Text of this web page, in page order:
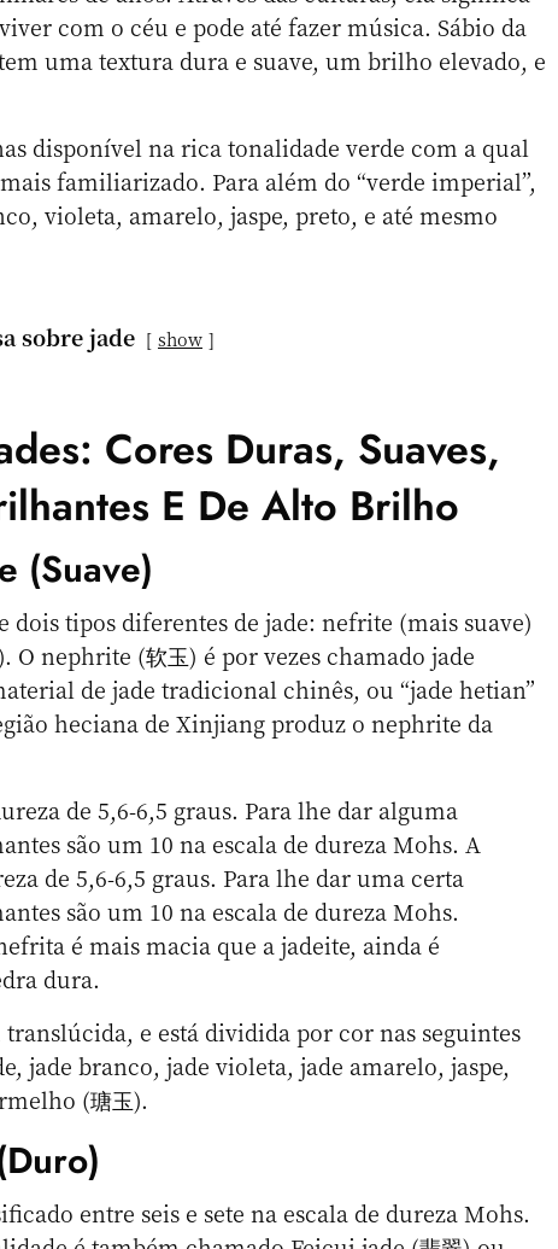
com o céu e pode até fazer música. Sábio da
uma textura dura e suave, um brilho elevado, e
disponível na rica tonalidade verde com a qual
familiarizado. Para além do “verde imperial”,
violeta, amarelo, jaspe, preto, e até mesmo
sobre jade show
Cores Duras, Suaves,
E De Alto Brilho
(suave)
dois tipos diferentes de jade: nefrite (mais suave)
O nephrite (软玉) é por vezes chamado jade
de jade tradicional chinês, ou “jade hetian”
heciana de Xinjiang produz o nephrite da
de 5,6-6,5 graus. Para lhe dar alguma
são um 10 na escala de dureza Mohs. A
de 5,6-6,5 graus. Para lhe dar uma certa
são um 10 na escala de dureza Mohs.
é mais macia que a jadeite, ainda é
dura.
e está dividida por cor nas seguintes
jade branco, jade violeta, jade amarelo, jaspe,
(瑭玉).
entre seis e sete na escala de dureza Mohs.